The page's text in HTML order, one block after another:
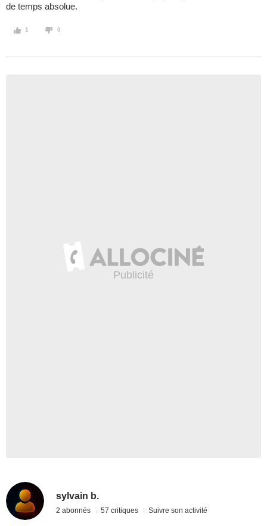
de temps absolue.
1 0
sylvain b.
2 abonnés 57 critiques Suivre son activité